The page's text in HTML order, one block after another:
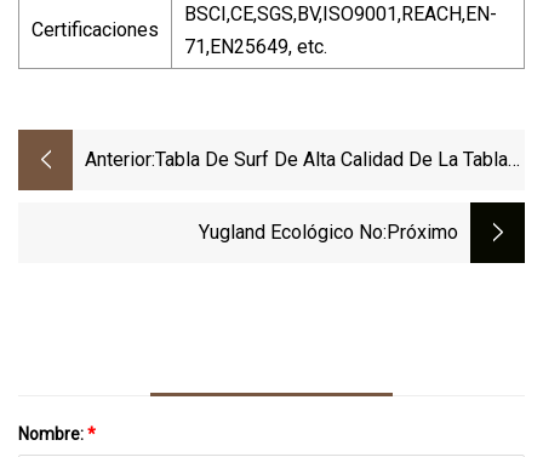
Certificaciones
BSCI,CE,SGS,BV,ISO9001,REACH,EN-
71,EN25649, etc.
Anterior:Tabla De Surf De Alta Calidad De La Tabla
Yugland Ecológico No:próximo
Nombre:*